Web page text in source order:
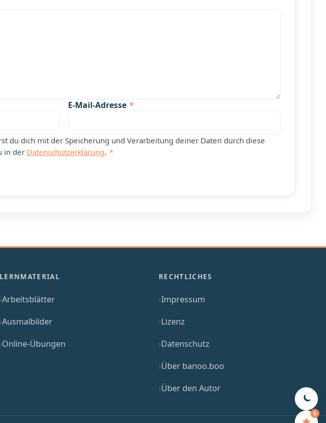
E-Mail-Adresse *
du dich mit der Speicherung und Verarbeitung deiner Daten durch diese
in der Datenschutzerklärung. *
LERNMATERIAL
Arbeitsblätter
Ausmalbilder
Online-Übungen
RECHTLICHES
Impressum
Lizenz
Datenschutz
Über banoo.boo
Über den Autor
0